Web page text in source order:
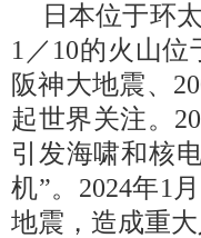
日本位于环
1／10的火山
阪神大地震、
起世界关注。
引发海啸和核
机”。2024年1
地震，造成重大